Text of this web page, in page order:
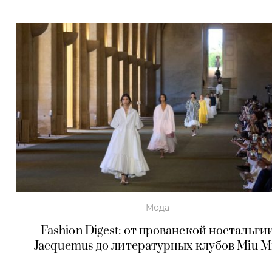
Мода
Fashion Digest: от прованской
Jacquemus до литературных клубов Miu